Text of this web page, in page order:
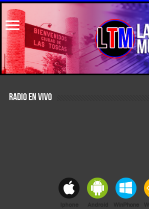
RADIO EN VIVO